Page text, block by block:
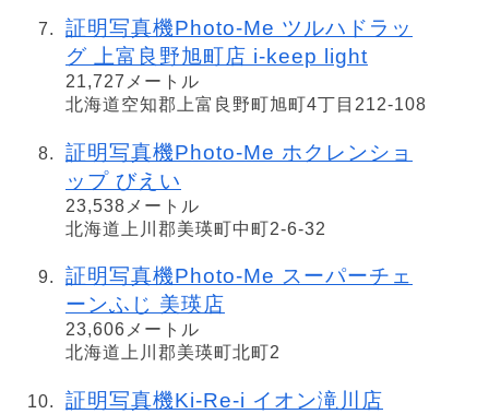
証明写真機Photo-Me ツルハドラッ
グ 上富良野旭町店 i-keep light
21,727メートル
北海道空知郡上富良野町旭町4丁目212-108
証明写真機Photo-Me ホクレンショ
ップ びえい
23,538メートル
北海道上川郡美瑛町中町2-6-32
証明写真機Photo-Me スーパーチェ
ーンふじ 美瑛店
23,606メートル
北海道上川郡美瑛町北町2
証明写真機Ki-Re-i イオン滝川店